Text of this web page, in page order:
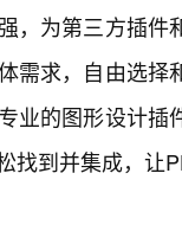
，为第三方插
需求，自由选
业的图形设计
找到并集成，让